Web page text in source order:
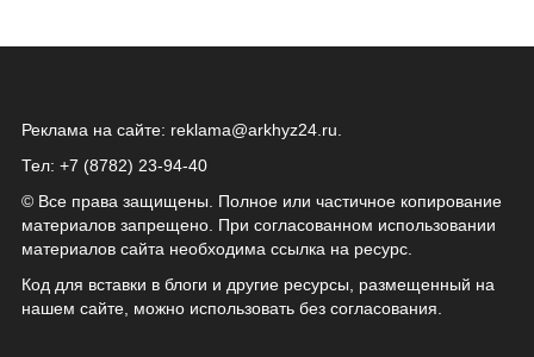
Реклама на сайте: reklama@arkhyz24.ru
Тел: +7 (8782) 23‑94‑40
© Все права защищены. Полное или частичное копирование
материалов запрещено. При согласованном использовании
материалов сайта необходима ссылка на ресурс.
Код для вставки в блоги и другие ресурсы, размещенный на
нашем сайте, можно использовать без согласования.